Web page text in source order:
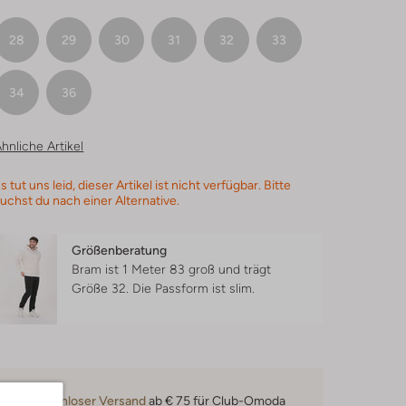
28 29 30 31 32 33
34 36
Artikel
tut uns leid, dieser Artikel ist nicht verfügbar. Bitte
du nach einer Alternative.
Größenberatung
Bram ist 1 Meter 83 groß und trägt
Größe 32. Die Passform ist slim
Kostenloser Versandab € 75 für Club-Omoda